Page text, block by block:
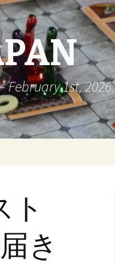
1st, 2026.
ト
き